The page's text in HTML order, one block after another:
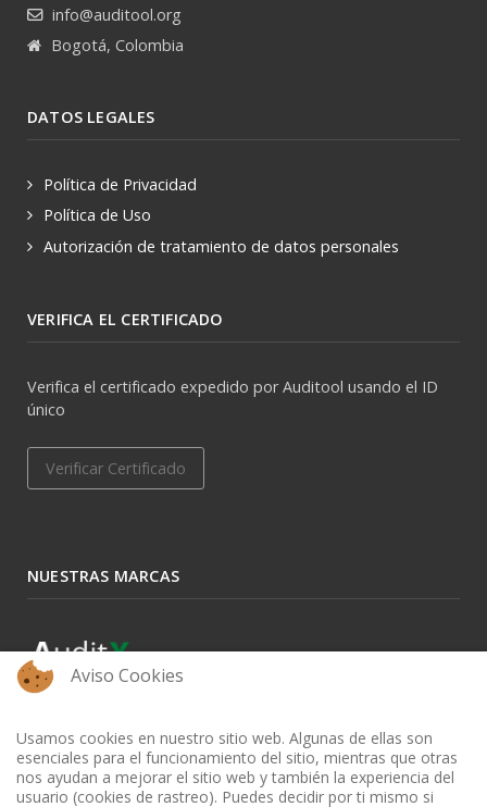
info@auditool.org
Bogotá, Colombia
DATOS LEGALES
Política de Privacidad
Política de Uso
Autorización de tratamiento de datos personales
VERIFICA EL CERTIFICADO
Verifica el certificado expedido por Auditool usando el ID
único
Verificar Certificado
NUESTRAS MARCAS
Aviso Cookies
Usamos cookies en nuestro sitio web. Algunas de ellas son
esenciales para el funcionamiento del sitio, mientras que otras
nos ayudan a mejorar el sitio web y también la experiencia del
usuario (cookies de rastreo). Puedes decidir por ti mismo si